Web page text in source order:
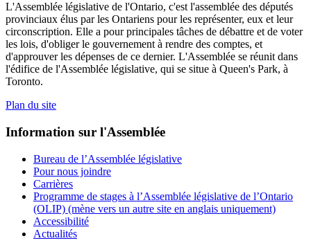
L'Assemblée législative de l'Ontario, c'est l'assemblée des députés
provinciaux élus par les Ontariens pour les représenter, eux et leur
circonscription. Elle a pour principales tâches de débattre et de voter
les lois, d'obliger le gouvernement à rendre des comptes, et
d'approuver les dépenses de ce dernier. L'Assemblée se réunit dans
l'édifice de l'Assemblée législative, qui se situe à Queen's Park, à
Toronto.
Plan du site
Information sur l'Assemblée
Bureau de l’Assemblée législative
Pour nous joindre
Carrières
Programme de stages à l’Assemblée législative de l’Ontario
(OLIP) (mène vers un autre site en anglais uniquement)
Accessibilité
Actualités